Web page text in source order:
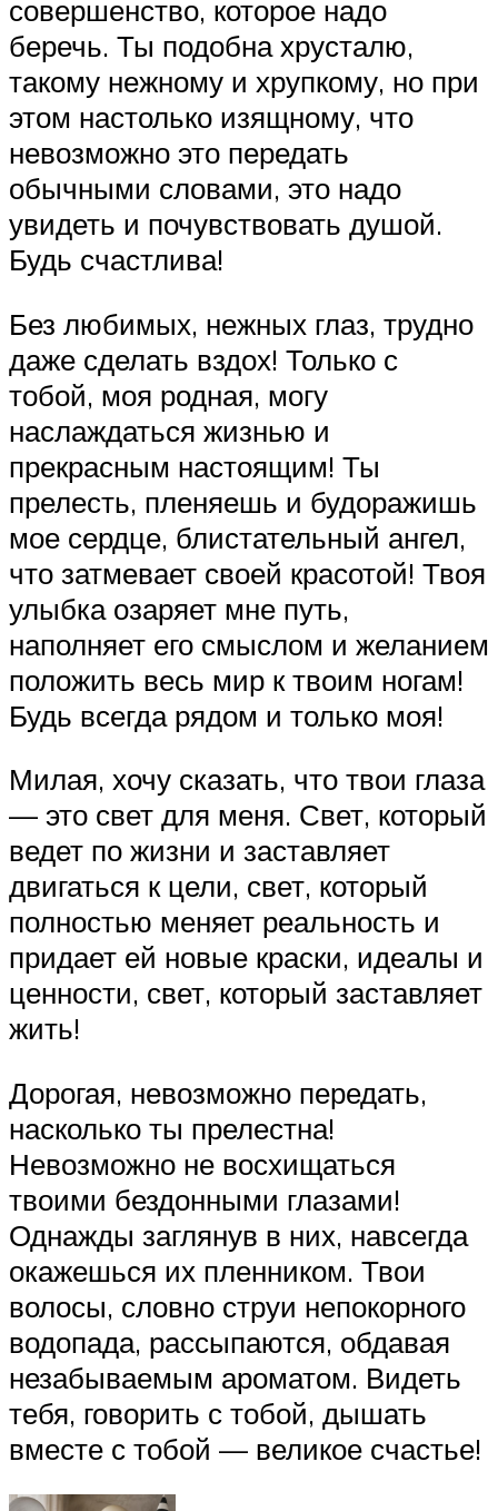
совершенство, которое надо
беречь. Ты подобна хрусталю,
такому нежному и хрупкому, но при
этом настолько изящному, что
невозможно это передать
обычными словами, это надо
увидеть и почувствовать душой.
Будь счастлива!
Без любимых, нежных глаз, трудно
даже сделать вздох! Только с
тобой, моя родная, могу
наслаждаться жизнью и
прекрасным настоящим! Ты
прелесть, пленяешь и будоражишь
мое сердце, блистательный ангел,
что затмевает своей красотой! Твоя
улыбка озаряет мне путь,
наполняет его смыслом и желанием
положить весь мир к твоим ногам!
Будь всегда рядом и только моя!
Милая, хочу сказать, что твои глаза
— это свет для меня. Свет, который
ведет по жизни и заставляет
двигаться к цели, свет, который
полностью меняет реальность и
придает ей новые краски, идеалы и
ценности, свет, который заставляет
жить!
Дорогая, невозможно передать,
насколько ты прелестна!
Невозможно не восхищаться
твоими бездонными глазами!
Однажды заглянув в них, навсегда
окажешься их пленником. Твои
волосы, словно струи непокорного
водопада, рассыпаются, обдавая
незабываемым ароматом. Видеть
тебя, говорить с тобой, дышать
вместе с тобой — великое счастье!